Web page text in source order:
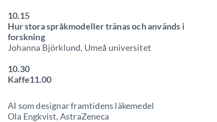
10.15
Hur stora språkmodeller tränas och används i
forskning
Johanna Björklund, Umeå universitet
10.30
Kaffe11.00
AI som designar framtidens läkemedel
Ola Engkvist, AstraZeneca